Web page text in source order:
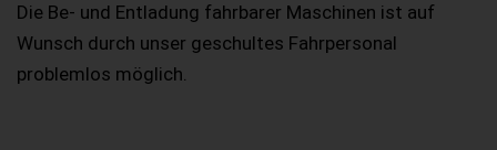
Die Be- und Entladung fahrbarer Maschinen ist auf
Wunsch durch unser geschultes Fahrpersonal
problemlos möglich.